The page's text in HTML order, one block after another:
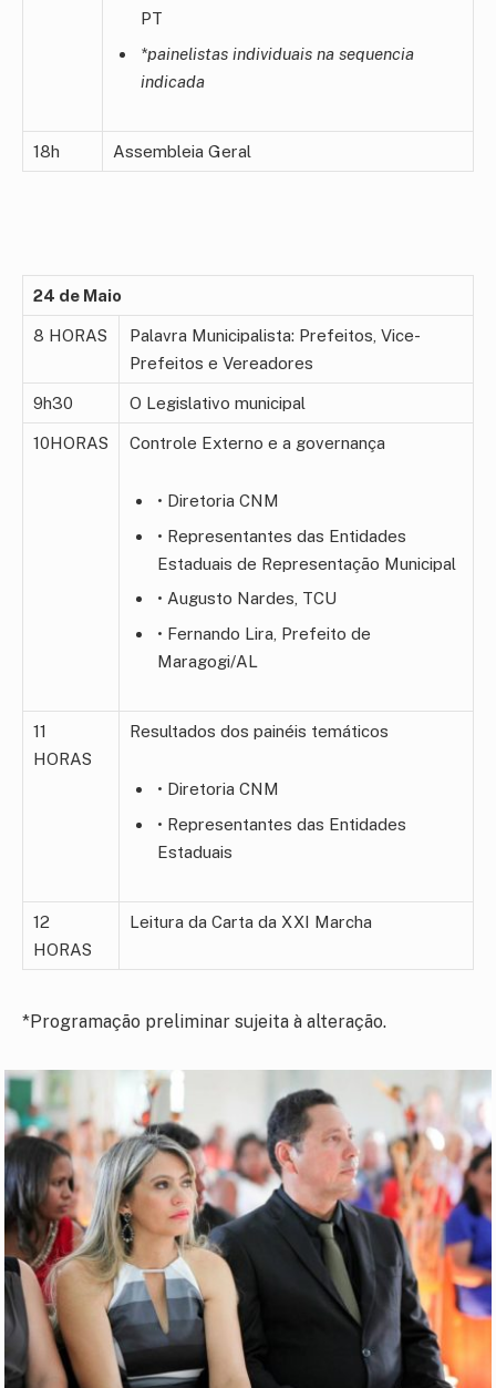
PT
*painelistas individuais na sequencia
indicada
18h Assembleia Geral
24 de Maio
8 HORAS
Palavra Municipalista: Prefeitos, Vice-
Prefeitos e Vereadores
9h30 O Legislativo municipal
10HORAS Controle Externo e a governança
• Diretoria CNM
• Representantes das Entidades
Estaduais de Representação Municipal
• Augusto Nardes, TCU
• Fernando Lira, Prefeito de
Maragogi/AL
11
HORAS
Resultados dos painéis temáticos
• Diretoria CNM
• Representantes das Entidades
Estaduais
12
HORAS
Leitura da Carta da XXI Marcha
*Programação preliminar sujeita à alteração.